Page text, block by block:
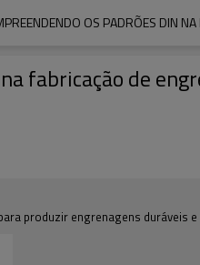
OS PADRÕES DIN
fabricação de
produzir engrenagens duráveis